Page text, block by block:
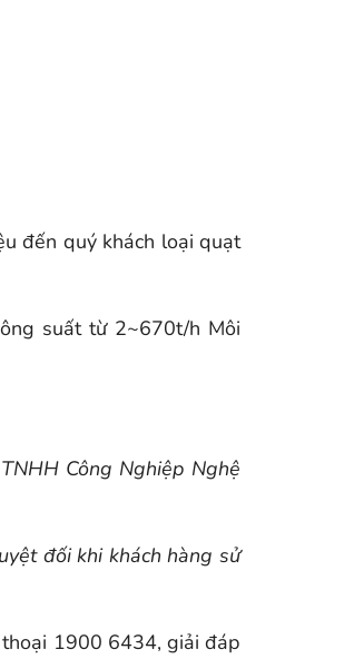
đến quý khách loại quạt
suất từ 2~670t/h Môi
Công Nghiệp Nghệ
đối khi khách hàng sử
1900 6434, giải đáp